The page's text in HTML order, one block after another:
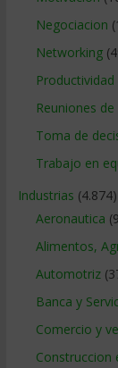
Negociacion
Networking
Productividad
Reuniones
Toma de
Trabajo en
Industrias (4.874)
Aeronautica
Alimentos,
Automotriz
Banca y
Comercio y
Construccion